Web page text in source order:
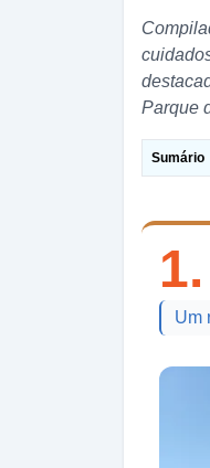
Parque
Sumário
1.
Um